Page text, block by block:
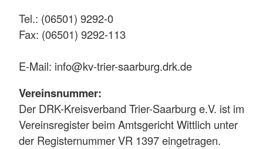
Tel.: (06501) 9292-0
Fax: (06501) 9292-113
E-Mail: info@kv-trier-saarburg.drk.de
Vereinsnummer:
Der DRK-Kreisverband Trier-Saarburg e.V. ist im
Vereinsregister beim Amtsgericht Wittlich unter
der Registernummer VR 1397 eingetragen.